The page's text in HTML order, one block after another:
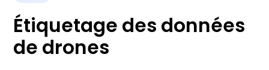
Étiquetage des données
de drones